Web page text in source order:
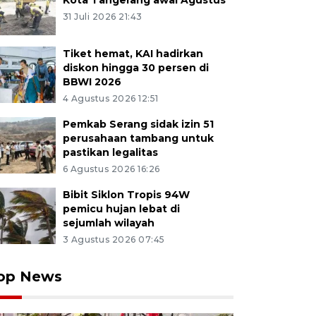
31 Juli 2026 21:43
Tiket hemat, KAI hadirkan
diskon hingga 30 persen di
BBWI 2026
4 Agustus 2026 12:51
Pemkab Serang sidak izin 51
perusahaan tambang untuk
pastikan legalitas
6 Agustus 2026 16:26
Bibit Siklon Tropis 94W
pemicu hujan lebat di
sejumlah wilayah
3 Agustus 2026 07:45
News